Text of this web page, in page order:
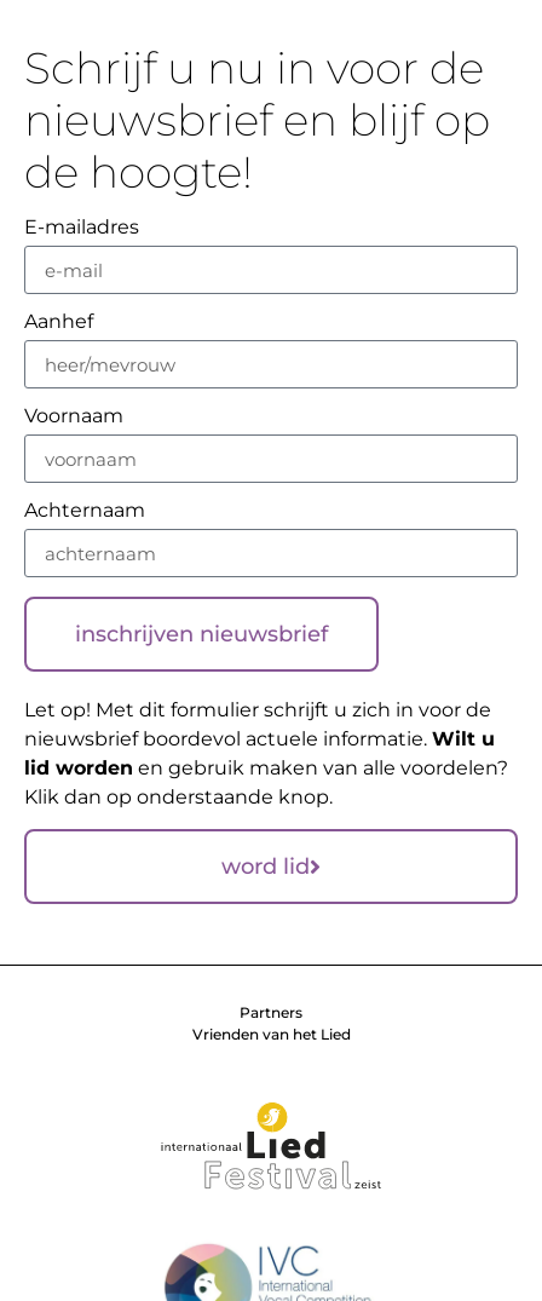
Schrijf u nu in voor de
nieuwsbrief en blijf op
de hoogte!
E-mailadres
Aanhef
Voornaam
Achternaam
inschrijven nieuwsbrief
Let op! Met dit formulier schrijft u zich in voor de
nieuwsbrief boordevol actuele informatie. Wilt u
lid worden en gebruik maken van alle voordelen?
Klik dan op onderstaande knop.
word lid
Partners
Vrienden van het Lied